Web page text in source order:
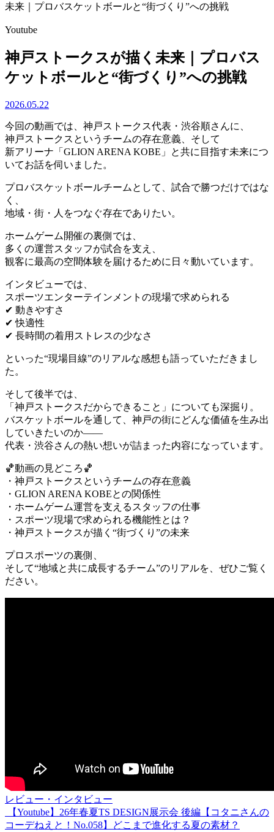
未来｜プロバスケットボールと“街づくり”への挑戦
Youtube
神戸ストークスが描く未来｜プロバス
ケットボールと“街づくり”への挑戦
2026.05.22
今回の動画では、神戸ストークス代表・渋谷順さんに、
神戸ストークスというチームの存在意義、そして
新アリーナ「GLION ARENA KOBE」と共に目指す未来につ
いてお話を伺いました。
プロバスケットボールチームとして、試合で勝つだけではな
く、
地域・街・人をつなぐ存在でありたい。
ホームゲーム開催の裏側では、
多くの運営スタッフが試合を支え、
観客に最高の空間体験を届けるために日々動いています。
インタビューでは、
スポーツエンターテインメントの現場で求められる
✔︎ 動きやすさ
✔︎ 快適性
✔︎ 長時間の着用ストレスの少なさ
といった“現場目線”のリアルな感想も語っていただきまし
た。
そして後半では、
「神戸ストークスだからできること」についても深掘り。
バスケットボールを通して、神戸の街にどんな価値を生み出
していきたいのか——
代表・渋谷さんの熱い想いが詰まった内容になっています。
🏀動画の見どころ🏀
・神戸ストークスというチームの存在意義
・GLION ARENA KOBEとの関係性
・ホームゲーム運営を支えるスタッフの仕事
・スポーツ現場で求められる機能性とは？
・神戸ストークスが描く“街づくり”の未来
プロスポーツの裏側、
そして“地域と共に成長するチーム”のリアルを、ぜひご覧く
ださい。
レビュー・インタビュー
投
【Youtube】26年春夏TS DESIGN展示会 後編【コタニさんの
コーデねえと！No.058】どこまで進化する夏の素材？